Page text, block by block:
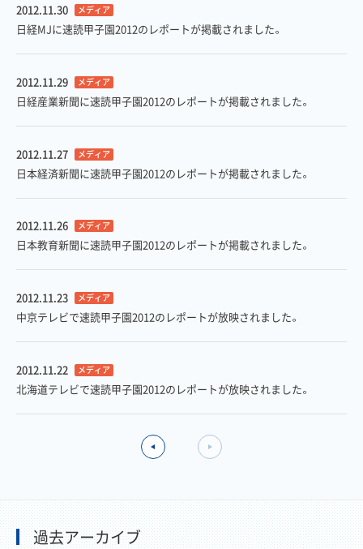
2012.11.30 メディア
日経MJに速読甲子園2012のレポートが掲載されました。
2012.11.29 メディア
日経産業新聞に速読甲子園2012のレポートが掲載されました。
2012.11.27 メディア
日本経済新聞に速読甲子園2012のレポートが掲載されました。
2012.11.26 メディア
日本教育新聞に速読甲子園2012のレポートが掲載されました。
2012.11.23 メディア
中京テレビで速読甲子園2012のレポートが放映されました。
2012.11.22 メディア
北海道テレビで速読甲子園2012のレポートが放映されました。
過去アーカイブ